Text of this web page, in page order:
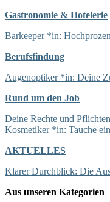
Gastronomie & Hotelerie
Barkeeper *in:
Berufsfindung
Augenoptiker *in: Deine
Rund um den Job
Deine Rechte und
Kosmetiker *in: Tauche
AKTUELLES
Klarer Durchblick: Die
Aus unseren Kategorien